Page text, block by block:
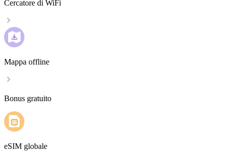
Cercatore di WiFi
Mappa offline
Bonus gratuito
eSIM globale